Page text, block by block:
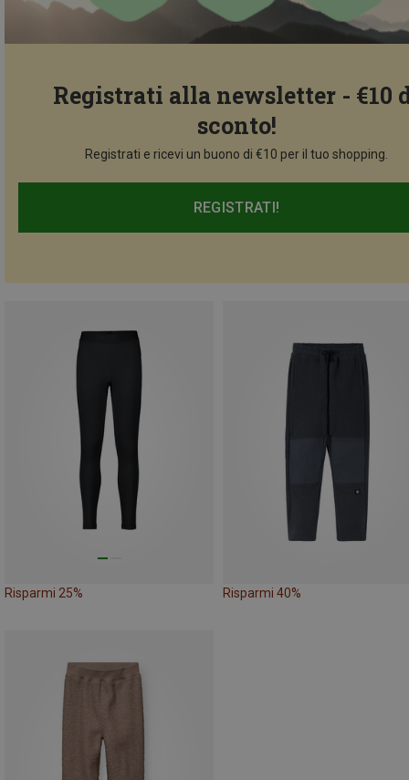
Registrati alla newsletter - €10
sconto!
Registrati e ricevi un buono di €10 per il tuo shopping.
REGISTRATI!
Risparmi 25% Risparmi 40%